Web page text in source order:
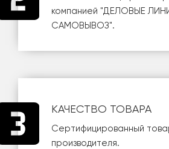
компанией "ДЕЛОВЫЕ
САМОВЫВОЗ".
КАЧЕСТВО ТОВАРА
Сертифицированный
производителя.